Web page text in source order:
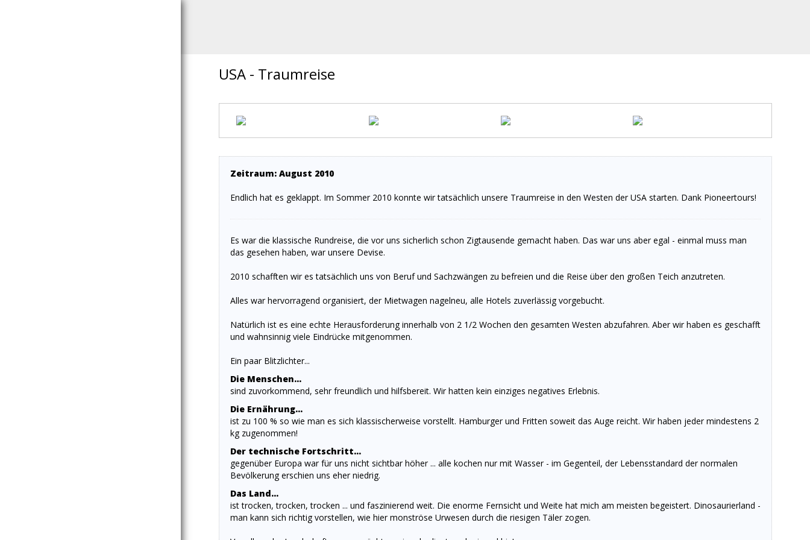
USA - Traumreise
Zeitraum: August 2010
Endlich hat es geklappt. Im Sommer 2010 konnte wir tatsächlich unsere Traumreise in den Westen der USA starten. Dank Pioneertours!
Es war die klassische Rundreise, die vor uns sicherlich schon Zigtausende gemacht haben. Das war uns aber egal - einmal muss man
das gesehen haben, war unsere Devise.
2010 schafften wir es tatsächlich uns von Beruf und Sachzwängen zu befreien und die Reise über den großen Teich anzutreten.
Alles war hervorragend organisiert, der Mietwagen nagelneu, alle Hotels zuverlässig vorgebucht.
Natürlich ist es eine echte Herausforderung innerhalb von 2 1/2 Wochen den gesamten Westen abzufahren. Aber wir haben es geschafft
und wahnsinnig viele Eindrücke mitgenommen.
Ein paar Blitzlichter...
Die Menschen...
sind zuvorkommend, sehr freundlich und hilfsbereit. Wir hatten kein einziges negatives Erlebnis.
Die Ernährung...
ist zu 100 % so wie man es sich klassischerweise vorstellt. Hamburger und Fritten soweit das Auge reicht. Wir haben jeder mindestens 2
kg zugenommen!
Der technische Fortschritt...
gegenüber Europa war für uns nicht sichtbar höher ... alle kochen nur mit Wasser - im Gegenteil, der Lebensstandard der normalen
Bevölkerung erschien uns eher niedrig.
Das Land...
ist trocken, trocken, trocken ... und faszinierend weit. Die enorme Fernsicht und Weite hat mich am meisten begeistert. Dinosaurierland -
man kann sich richtig vorstellen, wie hier monströse Urwesen durch die riesigen Täler zogen.